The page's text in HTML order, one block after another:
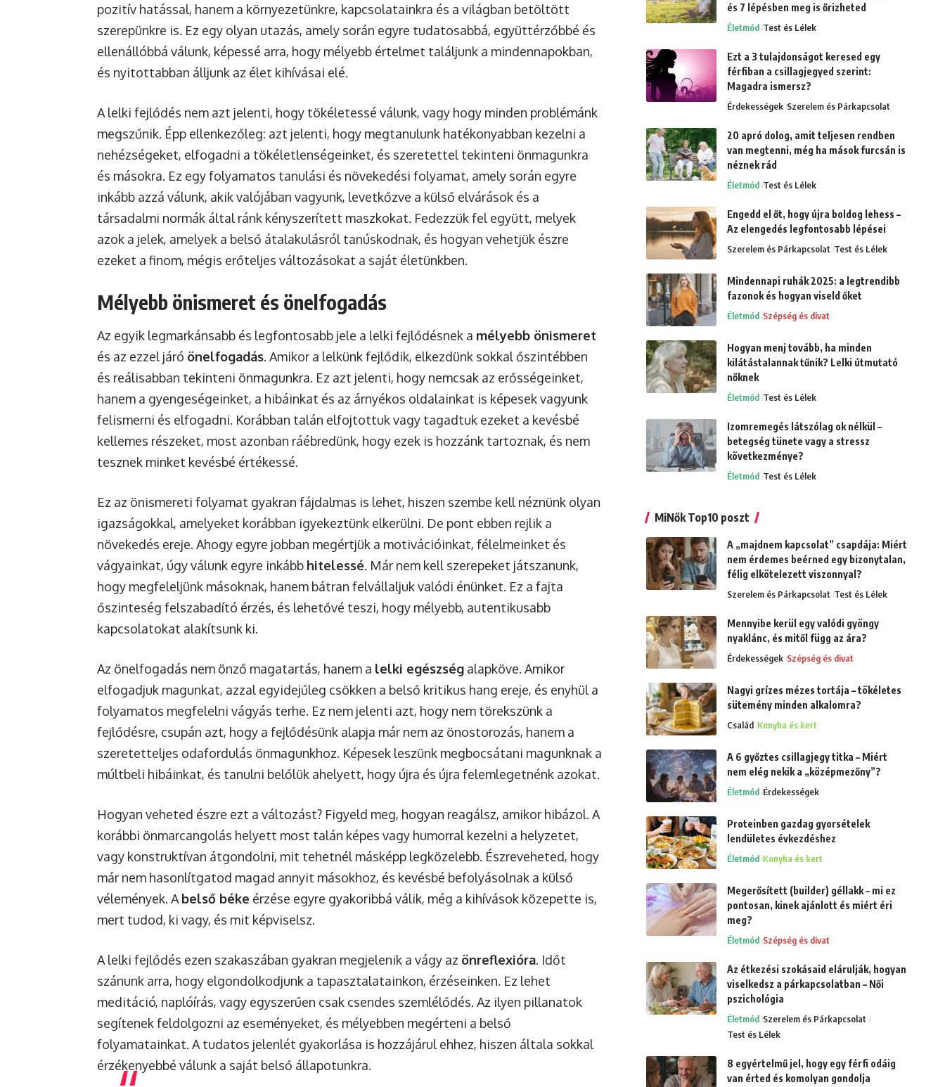
pozitív hatással, hanem a környezetünkre, kapcsolatainkra és a világban betöltött
szerepünkre is. Ez egy olyan utazás, amely során egyre tudatosabbá, együttérzőbbé és
ellenállóbbá válunk, képessé arra, hogy mélyebb értelmet találjunk a mindennapokban,
és nyitottabban álljunk az élet kihívásai elé.
A lelki fejlődés nem azt jelenti, hogy tökéletessé válunk, vagy hogy minden problémánk
megszűnik. Épp ellenkezőleg: azt jelenti, hogy megtanulunk hatékonyabban kezelni a
nehézségeket, elfogadni a tökéletlenségeinket, és szeretettel tekinteni önmagunkra
és másokra. Ez egy folyamatos tanulási és növekedési folyamat, amely során egyre
inkább azzá válunk, akik valójában vagyunk, levetkőzve a külső elvárások és a
társadalmi normák által ránk kényszerített maszkokat. Fedezzük fel együtt, melyek
azok a jelek, amelyek a belső átalakulásról tanúskodnak, és hogyan vehetjük észre
ezeket a finom, mégis erőteljes változásokat a saját életünkben.
Mélyebb önismeret és önelfogadás
Az egyik legmarkánsabb és legfontosabb jele a lelki fejlődésnek a mélyebb önismeret
és az ezzel járó önelfogadás. Amikor a lelkünk fejlődik, elkezdünk sokkal őszintébben
és reálisabban tekinteni önmagunkra. Ez azt jelenti, hogy nemcsak az erősségeinket,
hanem a gyengeségeinket, a hibáinkat és az árnyékos oldalainkat is képesek vagyunk
felismerni és elfogadni. Korábban talán elfojtottuk vagy tagadtuk ezeket a kevésbé
kellemes részeket, most azonban ráébredünk, hogy ezek is hozzánk tartoznak, és nem
tesznek minket kevésbé értékessé.
Ez az önismereti folyamat gyakran fájdalmas is lehet, hiszen szembe kell néznünk olyan
igazságokkal, amelyeket korábban igyekeztünk elkerülni. De pont ebben rejlik a
növekedés ereje. Ahogy egyre jobban megértjük a motivációinkat, félelmeinket és
vágyainkat, úgy válunk egyre inkább hitelessé. Már nem kell szerepeket játszanunk,
hogy megfeleljünk másoknak, hanem bátran felvállaljuk valódi énünket. Ez a fajta
őszinteség felszabadító érzés, és lehetővé teszi, hogy mélyebb, autentikusabb
kapcsolatokat alakítsunk ki.
Az önelfogadás nem önző magatartás, hanem a lelki egészség alapköve. Amikor
elfogadjuk magunkat, azzal egyidejűleg csökken a belső kritikus hang ereje, és enyhül a
folyamatos megfelelni vágyás terhe. Ez nem jelenti azt, hogy nem törekszünk a
fejlődésre, csupán azt, hogy a fejlődésünk alapja már nem az önostorozás, hanem a
szeretetteljes odafordulás önmagunkhoz. Képesek leszünk megbocsátani magunknak a
múltbeli hibáinkat, és tanulni belőlük ahelyett, hogy újra és újra felemlegetnénk azokat.
Hogyan veheted észre ezt a változást? Figyeld meg, hogyan reagálsz, amikor hibázol. A
korábbi önmarcangolás helyett most talán képes vagy humorral kezelni a helyzetet,
vagy konstruktívan átgondolni, mit tehetnél másképp legközelebb. Észreveheted, hogy
már nem hasonlítgatod magad annyit másokhoz, és kevésbé befolyásolnak a külső
vélemények. A belső béke érzése egyre gyakoribbá válik, még a kihívások közepette is,
mert tudod, ki vagy, és mit képviselsz.
A lelki fejlődés ezen szakaszában gyakran megjelenik a vágy az önreflexióra. Időt
szánunk arra, hogy elgondolkodjunk a tapasztalatainkon, érzéseinken. Ez lehet
meditáció, naplóírás, vagy egyszerűen csak csendes szemlélődés. Az ilyen pillanatok
segítenek feldolgozni az eseményeket, és mélyebben megérteni a belső
folyamatainkat. A tudatos jelenlét gyakorlása is hozzájárul ehhez, hiszen általa sokkal
érzékenyebbé válunk a saját belső állapotunkra.
és 7 lépésben meg is őrizheted
Életmód Test és Lélek
Ezt a 3 tulajdonságot keresed egy
férfiban a csillagjegyed szerint:
Magadra ismersz?
Érdekességek Szerelem és Párkapcsolat
20 apró dolog, amit teljesen rendben
van megtenni, még ha mások furcsán is
néznek rád
Életmód Test és Lélek
Engedd el őt, hogy újra boldog lehess –
Az elengedés legfontosabb lépései
Szerelem és Párkapcsolat Test és Lélek
Mindennapi ruhák 2025: a legtrendibb
fazonok és hogyan viseld őket
Életmód Szépség és divat
Hogyan menj tovább, ha minden
kilátástalannak tűnik? Lelki útmutató
nőknek
Életmód Test és Lélek
Izomremegés látszólag ok nélkül –
betegség tünete vagy a stressz
következménye?
Életmód Test és Lélek
MiNők Top10 poszt
A „majdnem kapcsolat” csapdája: Miért
nem érdemes beérned egy bizonytalan,
félig elkötelezett viszonnyal?
Szerelem és Párkapcsolat Test és Lélek
Mennyibe kerül egy valódi gyöngy
nyaklánc, és mitől függ az ára?
Érdekességek Szépség és divat
Nagyi grízes mézes tortája – tökéletes
sütemény minden alkalomra?
Család Konyha és kert
A 6 győztes csillagjegy titka – Miért
nem elég nekik a „középmezőny”?
Életmód Érdekességek
Proteinben gazdag gyorsételek
lendületes évkezdéshez
Életmód Konyha és kert
Megerősített (builder) géllakk – mi ez
pontosan, kinek ajánlott és miért éri
meg?
Életmód Szépség és divat
Az étkezési szokásaid elárulják, hogyan
viselkedsz a párkapcsolatban – Női
pszichológia
Életmód Szerelem és Párkapcsolat
Test és Lélek
8 egyértelmű jel, hogy egy férfi odáig
van érted és komolyan gondolja